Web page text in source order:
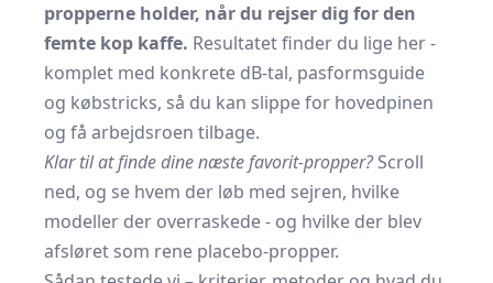
propperne holder, når du rejser dig for den
femte kop kaffe. Resultatet finder du lige her -
komplet med konkrete dB-tal, pasformsguide
og købstricks, så du kan slippe for hovedpinen
og få arbejdsroen tilbage.
Klar til at finde dine næste favorit-propper?Scroll
ned, og se hvem der løb med sejren, hvilke
modeller der overraskede - og hvilke der blev
afsløret som rene placebo-propper.